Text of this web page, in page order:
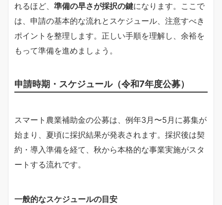
れるほど、 準備の早さが採択の鍵になります。ここで
は、申請の基本的な流れとスケジュール、注意すべき
ポイントを整理します。正しい手順を理解し、余裕を
もって準備を進めましょう。
申請時期・スケジュール（令和7年度公募）
スマート農業補助金の公募は、例年3月〜5月に募集が
始まり、夏頃に採択結果が発表されます。採択後は契
約・導入準備を経て、秋から本格的な事業実施がスタ
ートする流れです。
一般的なスケジュールの目安